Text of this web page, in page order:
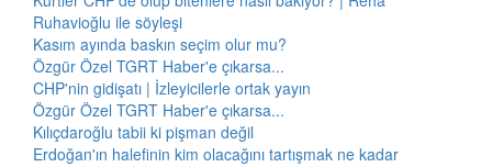
Ruhavioğlu ile söyleşi
Kasım ayında baskın seçim olur mu?
Özgür Özel TGRT Haber'e çıkarsa...
CHP'nin gidişatı | İzleyicilerle ortak yayın
Özgür Özel TGRT Haber'e çıkarsa...
Kılıçdaroğlu tabii ki pişman değil
Erdoğan'ın halefinin kim olacağını tartışmak ne kadar